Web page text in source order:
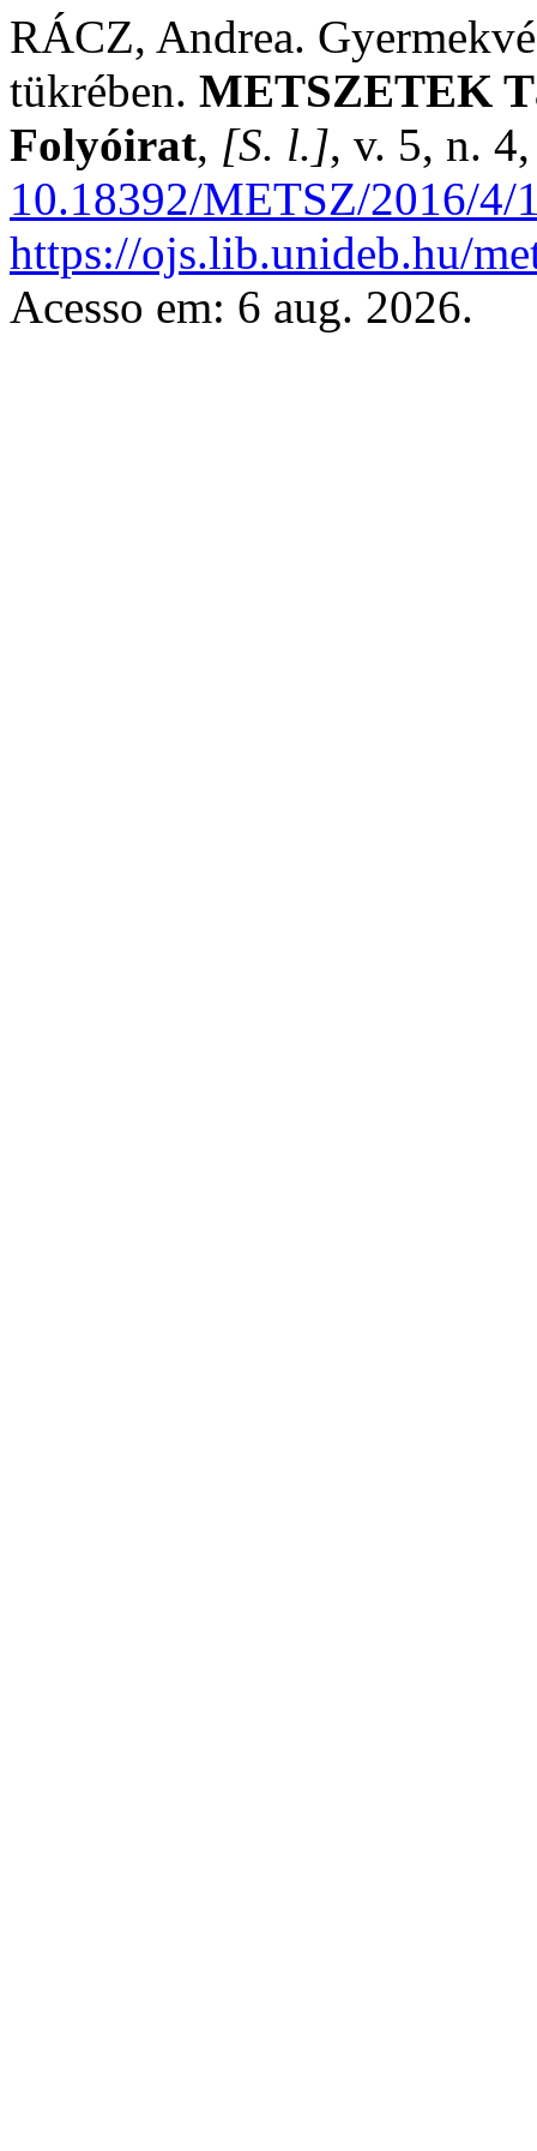
RÁCZ, Andrea.
tükrében. METSZETEK
Folyóirat, [S. l.], v. 5, n.
10.18392/METSZ/2016/4/
https://ojs.lib.unideb.hu/
Acesso em: 6 aug. 2026.